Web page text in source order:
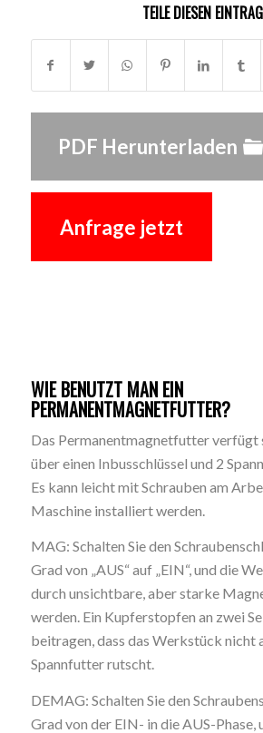
TEILE DIESEN EINTRAG
PDF Herunterladen
Anfrage jetzt
WIE BENUTZT MAN EIN
PERMANENTMAGNETFUTTER?
Das Permanentmagnetfutter verfügt
über einen Inbusschlüssel und 2
Es kann leicht mit Schrauben am
Maschine installiert werden.
MAG: Schalten Sie den
Grad von „AUS“ auf „EIN“, und die
durch unsichtbare, aber starke
werden. Ein Kupferstopfen an zwei
beitragen, dass das Werkstück nicht
Spannfutter rutscht.
DEMAG: Schalten Sie den
Grad von der EIN- in die AUS-Phase,